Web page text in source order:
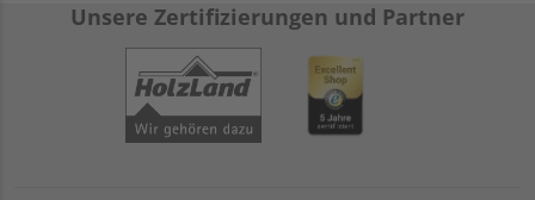
Unsere Zertifizierungen und Partner